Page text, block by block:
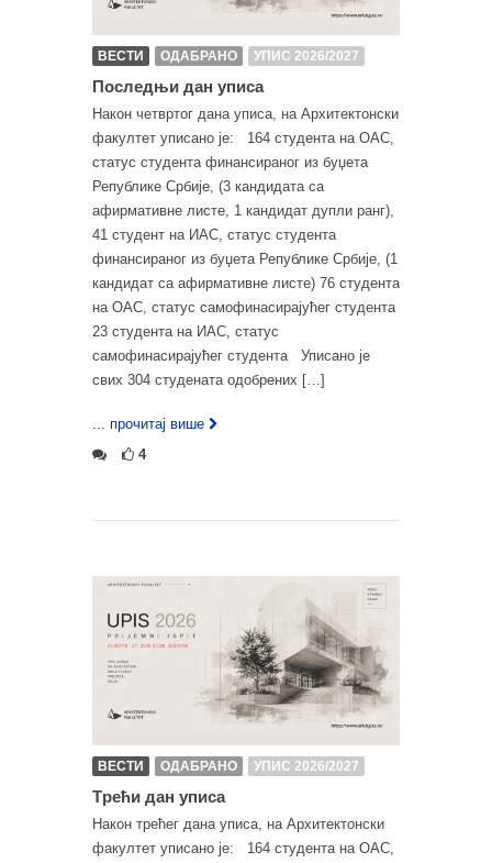
ВЕСТИ ОДАБРАНО УПИС 2026/2027
Последњи дан уписа
Након четвртог дана уписа, на Архитектонски
факултет уписано је: 164 студента на ОАС,
статус студента финансираног из буџета
Републике Србије, (3 кандидата са
афирмативне листе, 1 кандидат дупли ранг),
41 студент на ИАС, статус студента
финансираног из буџета Републике Србије, (1
кандидат са афирмативне листе) 76 студента
на ОАС, статус самофинасирајућег студента
23 студента на ИАС, статус
самофинасирајућег студента Уписано је
свих 304 студената одобрених […]
... прочитај више
4
ВЕСТИ ОДАБРАНО УПИС 2026/2027
Tрећи дан уписа
Након трећег дана уписа, на Архитектонски
факултет уписано је: 164 студента на ОАС,